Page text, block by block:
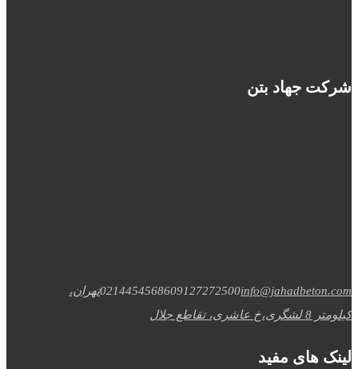
شرکت جهاد بتن
0214454568609127272500info@jahadbeton.com
تهران،
کیلومتر 8 لشگری،خ عاشری، تقاطع جلال
لینک های مفید